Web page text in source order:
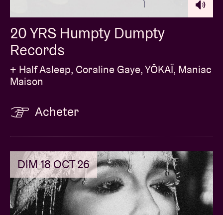
20 YRS Humpty Dumpty
Records
+ Half Asleep, Coraline Gaye, YÔKAÏ, Maniac
Maison
Acheter
DIM 18 OCT 26